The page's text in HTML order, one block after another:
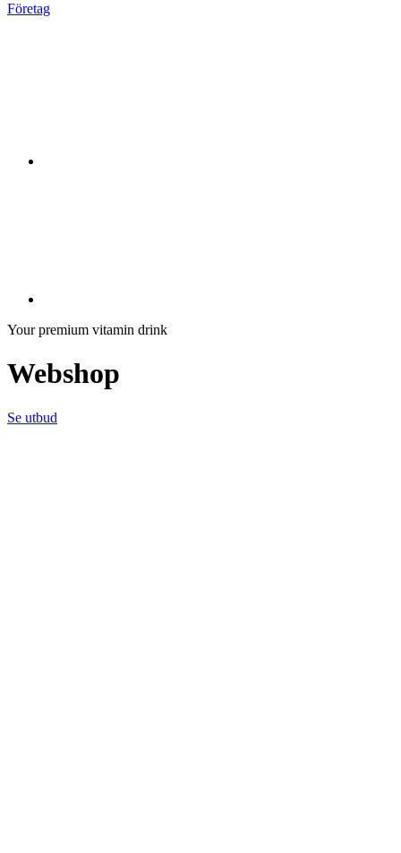
Företag
Your premium vitamin drink
Webshop
Se utbud